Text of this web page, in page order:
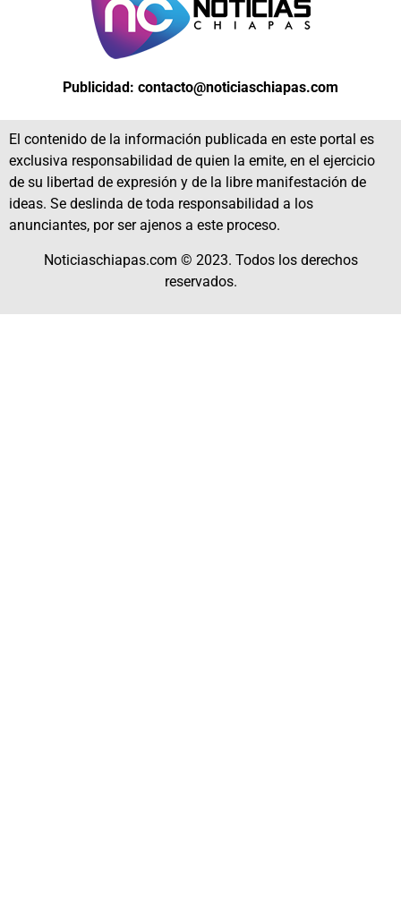
Publicidad: contacto@noticiaschiapas.com
El contenido de la información publicada en este portal es
exclusiva responsabilidad de quien la emite, en el ejercicio
de su libertad de expresión y de la libre manifestación de
ideas. Se deslinda de toda responsabilidad a los
anunciantes, por ser ajenos a este proceso.
Noticiaschiapas.com © 2023. Todos los derechos
reservados.